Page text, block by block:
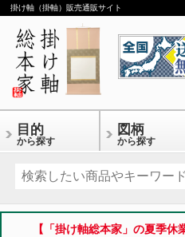
掛け軸（掛軸）販売通販サイト
目的
から探す
図柄
から探す
【「掛け軸総本家」の夏季